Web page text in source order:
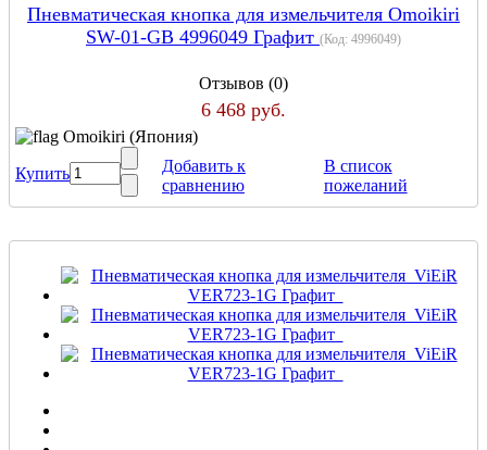
Пневматическая кнопка для измельчителя Omoikiri
SW-01-GB 4996049 Графит (Код: 4996049)
Отзывов (0)
6 468 руб.
Omoikiri (Япония)
Купить
Добавить к
сравнению
В список
пожеланий